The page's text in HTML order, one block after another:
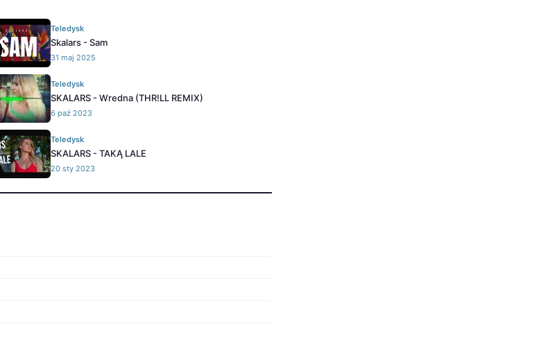
Teledysk
Skalars - Sam
31 maj 2025
Teledysk
SKALARS - Wredna (THR!LL REMIX)
6 paź 2023
Teledysk
SKALARS - TAKĄ LALE
20 sty 2023